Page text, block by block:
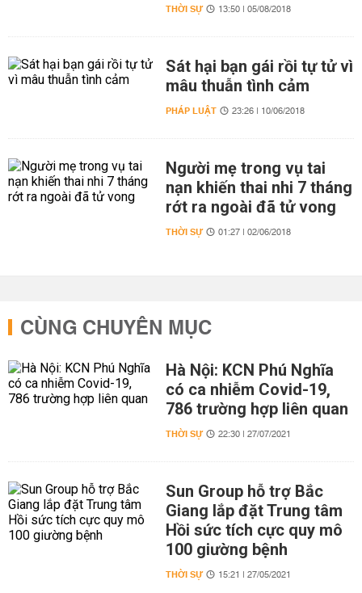
THỜI SỰ 13:50 | 05/08/2018
Sát hại bạn gái rồi tự tử vì
mâu thuẫn tình cảm
PHÁP LUẬT 23:26 | 10/06/2018
Người mẹ trong vụ tai
nạn khiến thai nhi 7 tháng
rớt ra ngoài đã tử vong
THỜI SỰ 01:27 | 02/06/2018
CÙNG CHUYÊN MỤC
Hà Nội: KCN Phú Nghĩa
có ca nhiễm Covid-19,
786 trường hợp liên quan
THỜI SỰ 22:30 | 27/07/2021
Sun Group hỗ trợ Bắc
Giang lắp đặt Trung tâm
Hồi sức tích cực quy mô
100 giường bệnh
THỜI SỰ 15:21 | 27/05/2021